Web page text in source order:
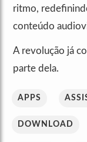
ritmo,
conteúdo
A revolução já
parte dela.
APPS
DOWNLOAD